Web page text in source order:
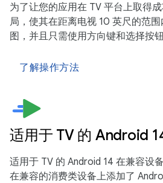
为了让您的应用在 TV 平台上取得
局，使其在距离电视 10 英尺的范
图，并且只需使用方向键和选择按
了解操作方法
适用于 TV 的 Android
适用于 TV 的 Android 14 在兼容设
在兼容的消费类设备上添加了